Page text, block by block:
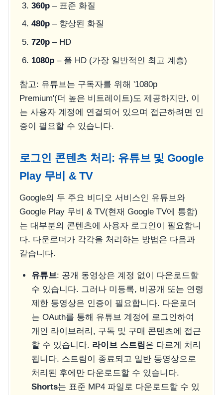
360p– 표준 화질
480p– 향상된 화질
720p– HD
1080p– 풀 HD (가장 일반적인 최고 계층)
참고: 유튜브는 구독자를 위해 '1080p
Premium'(더 높은 비트레이트)도 제공하지만, 이
는 사용자 계정에 연결되어 있으며 접근하려면 인
증이 필요할 수 있습니다.
로그인 콘텐츠 처리: 유튜브 및 Google
Play 무비 & TV
Google의 두 주요 비디오 서비스인 유튜브와
Google Play 무비 & TV(현재 Google TV에 통합)
는 대부분의 콘텐츠에 사용자 로그인이 필요합니
다. 다운로더가 각각을 처리하는 방법은 다음과
같습니다.
유튜브: 공개 동영상은 계정 없이 다운로드할
수 있습니다. 그러나 미등록, 비공개 또는 연령
제한 동영상은 인증이 필요합니다. 다운로더
는 OAuth를 통해 유튜브 계정에 로그인하여
개인 라이브러리, 구독 및 구매 콘텐츠에 접근
할 수 있습니다. 라이브 스트림은 다르게 처리
됩니다. 스트림이 종료되고 일반 동영상으로
처리된 후에만 다운로드할 수 있습니다.
Shorts는 표준 MP4 파일로 다운로드할 수 있